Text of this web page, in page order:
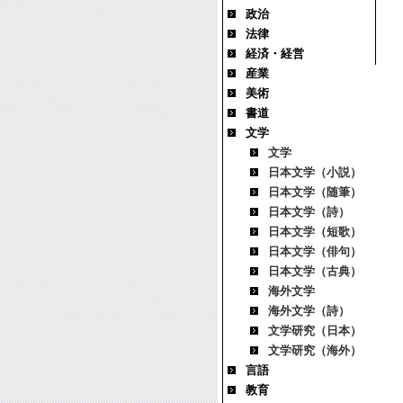
政治
法律
経済・経営
産業
美術
書道
文学
文学
日本文学（小説）
日本文学（随筆）
日本文学（詩）
日本文学（短歌）
日本文学（俳句）
日本文学（古典）
海外文学
海外文学（詩）
文学研究（日本）
文学研究（海外）
言語
教育